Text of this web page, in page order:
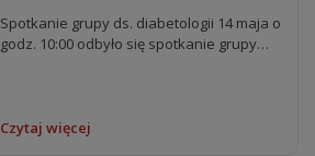
Spotkanie grupy ds. diabetologii 14 maja o
godz. 10:00 odbyło się spotkanie grupy
Czytaj więcej